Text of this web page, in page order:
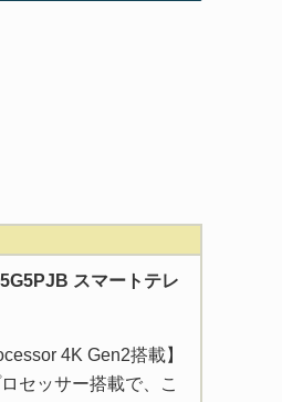
スマートテレ
4K Gen2搭載】
セッサー搭載で、こ